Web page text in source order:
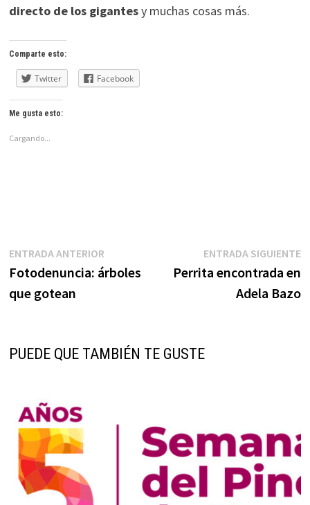
directo de los gigantesy muchas cosas más.
Comparte esto:
Twitter Facebook
Me gusta esto:
Cargando...
Navegación
de
entradas
ENTRADA ANTERIOREntrada
anterior:
Fotodenuncia: árboles
que gotean
ENTRADA SIGUIENTE
Perrita encontrada en
Adela Bazo
PUEDE QUE TAMBIÉN TE GUSTE